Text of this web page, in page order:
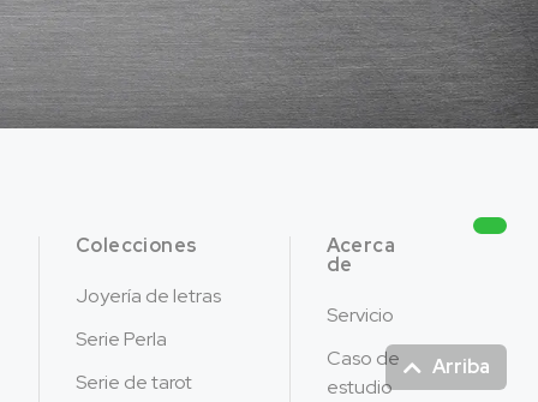
Arriba
Colecciones
Joyería de letras
Serie Perla
Serie de tarot
Acerca
de
Servicio
Caso de
estudio